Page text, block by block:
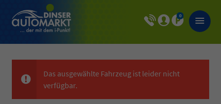
0
Das ausgewählte Fahrzeug ist leider nicht
verfügbar.